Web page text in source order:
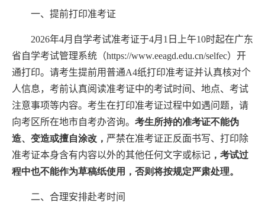
一、提前打印准考证
2026年4月自学考试准考证于4月 1 日上午10时起在广东
省自学考试管理系统（https://www.eeagd.edu.cn/selfec）开
通打印。请考生提前用普通A4纸打印准考证并认真核对个
人信息，考前认真阅读准考证中的考试时间、地点、考试
注意事项等内容。考生在打印准考证过程中如遇问题，请
向考区所在地市自考办咨询。 考生所持的准考证不能伪
造、变造或擅自涂改， 严禁在准考证正反面书写、打印除
准考证本身含有内容以外的其他任何文字或标记 ，考试过
程中也不能作为草稿纸使用，否则将按规定严肃处理。
二、合理安排赴考时间